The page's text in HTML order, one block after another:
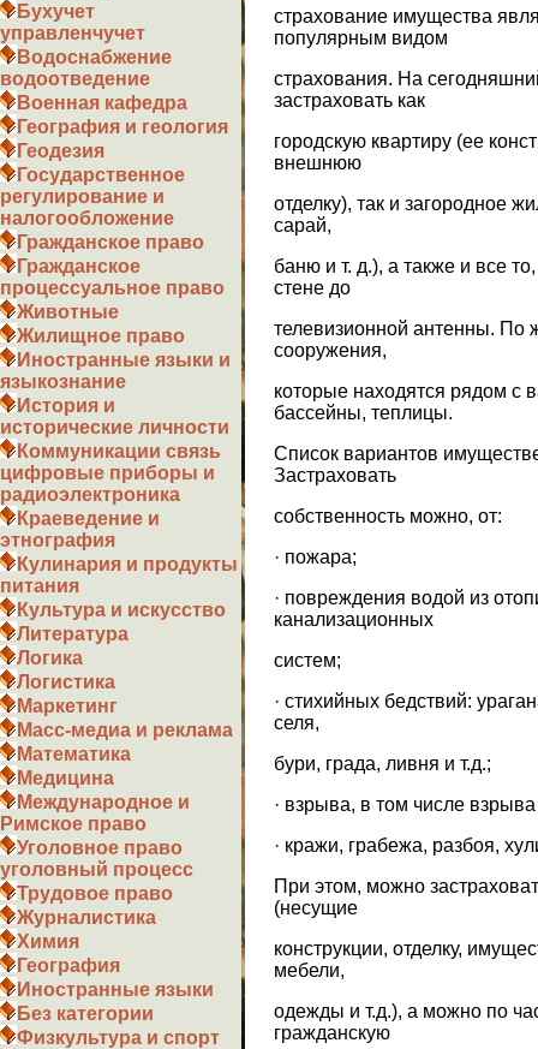
Бухучет
управленчучет
Водоснабжение
водоотведение
Военная кафедра
География и геология
Геодезия
Государственное
регулирование и
налогообложение
Гражданское право
Гражданское
процессуальное право
Животные
Жилищное право
Иностранные языки и
языкознание
История и
исторические личности
Коммуникации связь
цифровые приборы и
радиоэлектроника
Краеведение и
этнография
Кулинария и продукты
питания
Культура и искусство
Литература
Логика
Логистика
Маркетинг
Масс-медиа и реклама
Математика
Медицина
Международное и
Римское право
Уголовное право
уголовный процесс
Трудовое право
Журналистика
Химия
География
Иностранные языки
Без категории
Физкультура и спорт
страхование имущества
популярным видом
страхования. На
застраховать как
городскую квартиру (ее
внешнюю
отделку), так и загородное
сарай,
баню и т. д.), а также и все
стене до
телевизионной антенны. По
сооружения,
которые находятся рядом
бассейны, теплицы.
Список вариантов
Застраховать
собственность можно, от:
· пожара;
· повреждения водой из
канализационных
систем;
· стихийных бедствий:
селя,
бури, града, ливня и т.д.;
· взрыва, в том числе
· кражи, грабежа, разбоя,
При этом, можно
(несущие
конструкции, отделку,
мебели,
одежды и т.д.), а можно по
гражданскую